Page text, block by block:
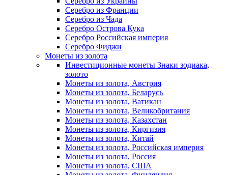
Серебро из Франции
Серебро из Чада
Серебро Острова Кука
Серебро Российская империя
Серебро Фиджи
Монеты из золота
Инвестиционные монеты Знаки зодиака,
золото
Монеты из золота, Австрия
Монеты из золота, Беларусь
Монеты из золота, Ватикан
Монеты из золота, Великобритания
Монеты из золота, Казахстан
Монеты из золота, Киргизия
Монеты из золота, Китай
Монеты из золота, Российская империя
Монеты из золота, Россия
Монеты из золота, США